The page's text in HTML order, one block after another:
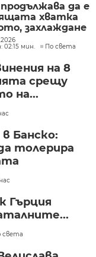
да е
хватка
захлаждане
в края на
02:15 мин.
По света
на 8
срещу
на...
в Банско:
толерира
Гърция
света